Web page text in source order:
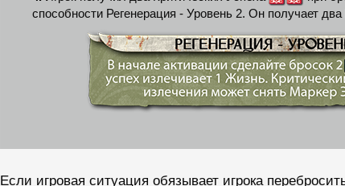
способности Регенерация - Уровень 2. Он получает
Если игровая ситуация обязывает игрока